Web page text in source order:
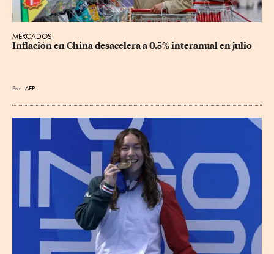
MERCADOS
Inflación en China desacelera a 0.5% interanual en julio
Por AFP